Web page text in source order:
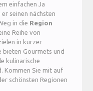
einfachen Ja
seinen nächsten
in die Region
Reihe von
in kurzer
bieten Gourmets und
kulinarische
Kommen Sie mit auf
schönsten Regionen